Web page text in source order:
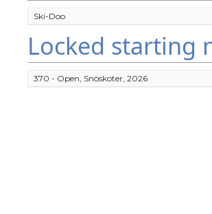
Ski-Doo
Locked starting
370 - Open, Snöskoter, 2026